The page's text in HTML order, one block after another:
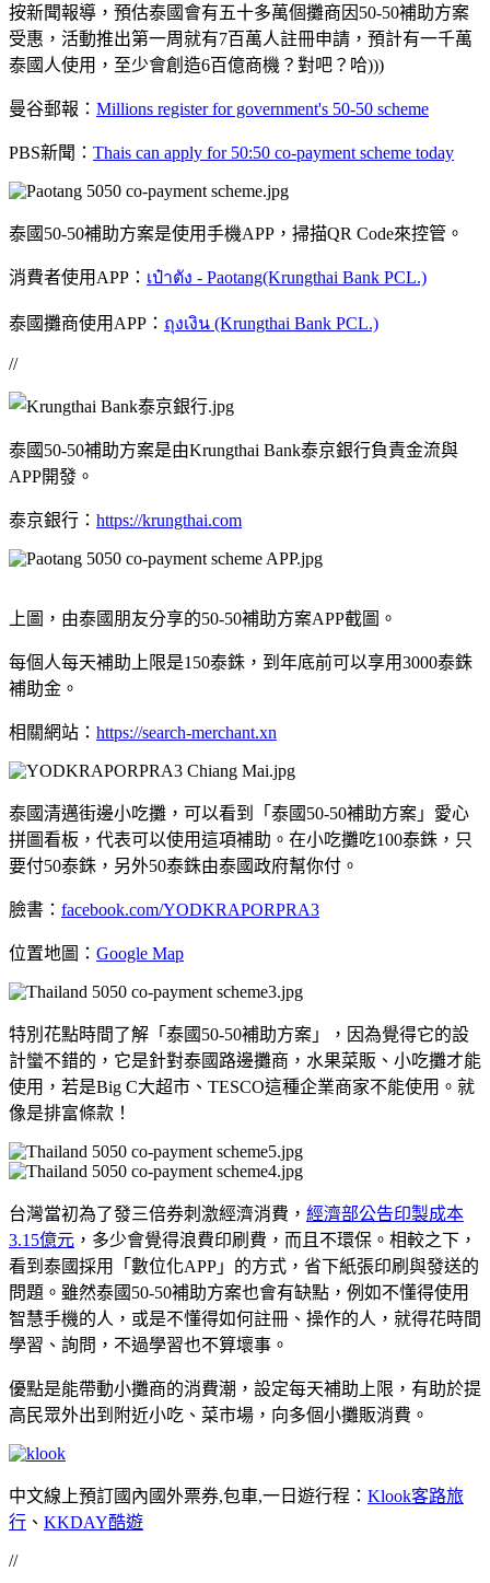
按新聞報導，預估泰國會有五十多萬個攤商因50-50補助方案
受惠，活動推出第一周就有7百萬人註冊申請，預計有一千萬
泰國人使用，至少會創造6百億商機？對吧？哈)))
曼谷郵報： Millions register for government's 50-50 scheme
PBS新聞： Thais can apply for 50:50 co-payment scheme today
泰國50-50補助方案是使用手機APP，掃描QR Code來控管。
消費者使用APP： เป๋าตัง - Paotang(Krungthai Bank PCL.)
泰國攤商使用APP： ถุงเงิน (Krungthai Bank PCL.)
//
泰國50-50補助方案是由Krungthai Bank泰京銀行負責金流與
APP開發。
泰京銀行： https://krungthai.com
上圖，由泰國朋友分享的50-50補助方案APP截圖。
每個人每天補助上限是150泰銖，到年底前可以享用3000泰銖
補助金。
相關網站： https://search-merchant.xn
泰國清邁街邊小吃攤，可以看到「泰國50-50補助方案」愛心
拼圖看板，代表可以使用這項補助。在小吃攤吃100泰銖，只
要付50泰銖，另外50泰銖由泰國政府幫你付。
臉書： facebook.com/YODKRAPORPRA3
位置地圖： Google Map
特別花點時間了解「泰國50-50補助方案」，因為覺得它的設
計蠻不錯的，它是針對泰國路邊攤商，水果菜販、小吃攤才能
使用，若是Big C大超市、TESCO這種企業商家不能使用。就
像是排富條款！
台灣當初為了發三倍券刺激經濟消費， 經濟部公告印製成本
3.15億元 ，多少會覺得浪費印刷費，而且不環保。相較之下，
看到泰國採用「數位化APP」的方式，省下紙張印刷與發送的
問題。雖然泰國50-50補助方案也會有缺點，例如不懂得使用
智慧手機的人，或是不懂得如何註冊、操作的人，就得花時間
學習、詢問，不過學習也不算壞事。
優點是能帶動小攤商的消費潮，設定每天補助上限，有助於提
高民眾外出到附近小吃、菜市場，向多個小攤販消費。
中文線上預訂國內國外票券,包車,一日遊行程： Klook客路旅
行 、 KKDAY酷遊
//